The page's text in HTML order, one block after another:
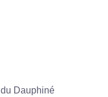
Dauphiné